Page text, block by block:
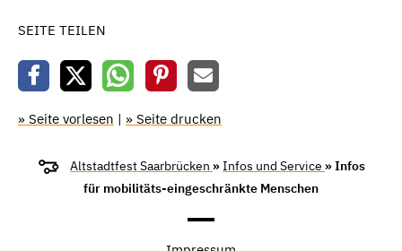
SEITE TEILEN
» Seite vorlesen | » Seite drucken
Altstadtfest Saarbrücken »Infos und Service » Infos
für mobilitäts-eingeschränkte Menschen